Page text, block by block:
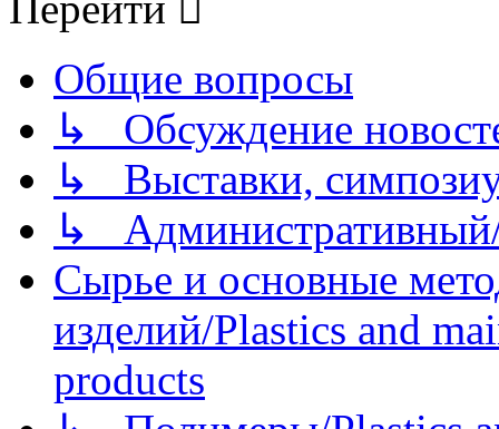
Общие вопросы
↳ Обсуждение
↳ Выставки,
↳
Сырье и основные
изделий/Plastics and
products